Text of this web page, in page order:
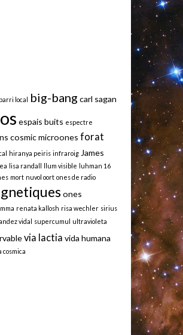
barri local big-bang carl sagan
espais buits espectre
cosmic microones forat
hiranya peiris infraroig James
lisa randall llum visible luhman 16
mort nuvol oort ones de radio
ones
renata kallosh risa wechler sirius
vidal supercumul ultravioleta
via lactia vida humana
cosmica